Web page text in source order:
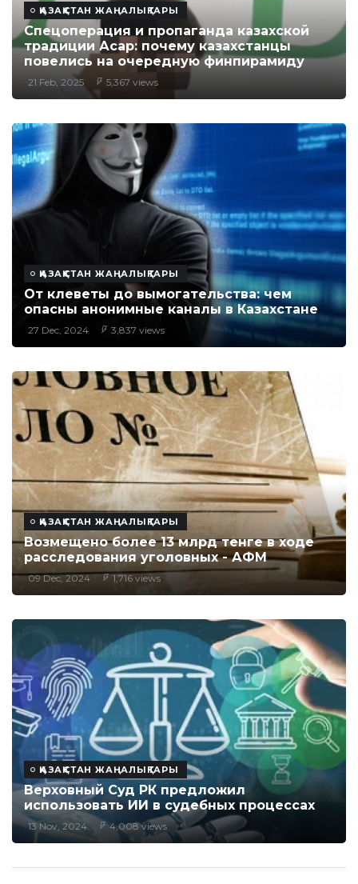
ҚАЗАҚСТАН ЖАҢАЛЫҚТАРЫ
Спецоперация и пропаганда казахской
традиции Асар: почему казахстанцы
повелись на очередную финпирамиду
21 Feb, 2025 5,367 views
ҚАЗАҚСТАН ЖАҢАЛЫҚТАРЫ
От клеветы до вымогательства: чем
опасны анонимные каналы в Казахстане
27 Dec, 2024 3,837 views
ҚАЗАҚСТАН ЖАҢАЛЫҚТАРЫ
Возмещено более 13 млрд тенге в ходе
расследования уголовных - АФМ
09 Dec, 2024 1,716 views
ҚАЗАҚСТАН ЖАҢАЛЫҚТАРЫ
Верховный Суд РК предложил
использовать ИИ в судебных процессах
13 Nov, 2024 4,008 views